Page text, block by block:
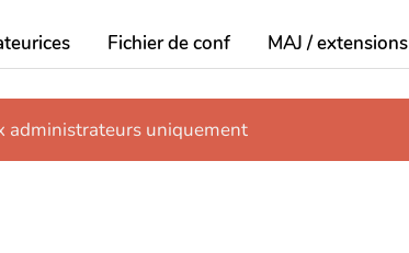
Fichier de conf MAJ / extensions
administrateurs uniquement